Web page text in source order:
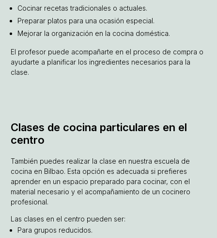
Cocinar recetas tradicionales o actuales.
Preparar platos para una ocasión especial.
Mejorar la organización en la cocina doméstica.
El profesor puede acompañarte en el proceso de compra o
ayudarte a planificar los ingredientes necesarios para la
clase.
Clases de cocina particulares en el
centro
También puedes realizar la clase en nuestra escuela de
cocina en Bilbao. Esta opción es adecuada si prefieres
aprender en un espacio preparado para cocinar, con el
material necesario y el acompañamiento de un cocinero
profesional.
Las clases en el centro pueden ser:
Para grupos reducidos.